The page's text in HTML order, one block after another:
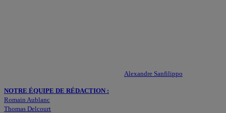
Alexandre Sanfilippo
NOTRE ÉQUIPE DE RÉDACTION :
Romain Aublanc
Thomas Delcourt